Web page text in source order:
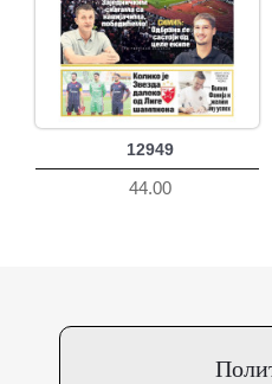
12949
44.00